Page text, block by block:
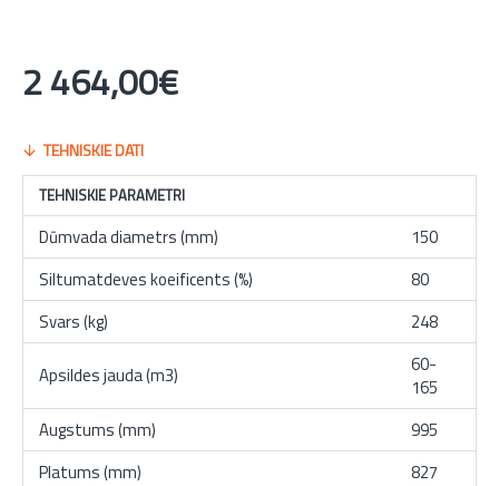
2 464,00€
TEHNISKIE DATI
TEHNISKIE PARAMETRI
Dūmvada diametrs (mm)
150
Siltumatdeves koeificents (%)
80
Svars (kg)
248
Apsildes jauda (m3)
60-
165
Augstums (mm)
995
Platums (mm)
827